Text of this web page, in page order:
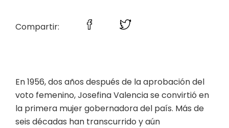
Compartir:
En 1956, dos años después de la aprobación del
voto femenino, Josefina Valencia se convirtió en
la primera mujer gobernadora del país. Más de
seis décadas han transcurrido y aún